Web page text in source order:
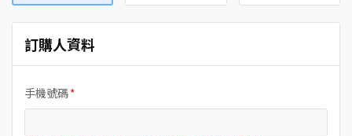
訂購人資料
手機號碼